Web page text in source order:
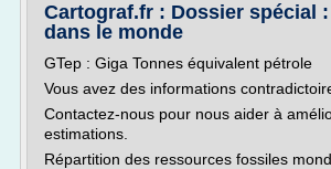
Cartograf.fr : Dossier spécial
dans le monde
GTep : Giga Tonnes équivalent pétrole
Vous avez des informations
Contactez-nous pour nous aider à
estimations.
Répartition des ressources fossiles